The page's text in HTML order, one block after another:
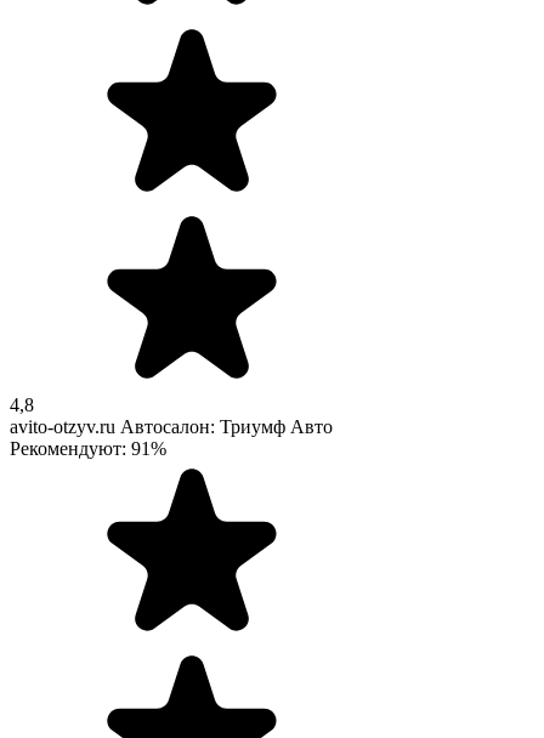
4,8
avito-otzyv.ru Автосалон: Триумф Авто
Рекомендуют: 91%